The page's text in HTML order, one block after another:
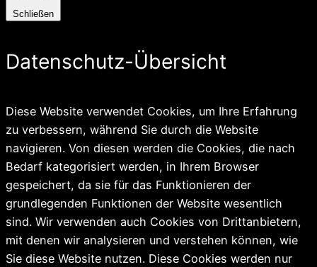
Schließen
Datenschutz-Übersicht
Diese Website verwendet Cookies, um Ihre Erfahrung
zu verbessern, während Sie durch die Website
navigieren. Von diesen werden die Cookies, die nach
Bedarf kategorisiert werden, in Ihrem Browser
gespeichert, da sie für das Funktionieren der
grundlegenden Funktionen der Website wesentlich
sind. Wir verwenden auch Cookies von Drittanbietern,
mit denen wir analysieren und verstehen können, wie
Sie diese Website nutzen. Diese Cookies werden nur